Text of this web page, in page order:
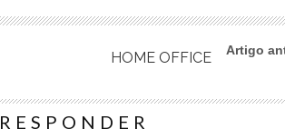
Artigo
HOME OFFICE
RESPONDER